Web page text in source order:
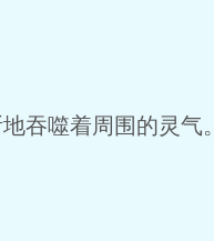
吞噬着周围的灵气。